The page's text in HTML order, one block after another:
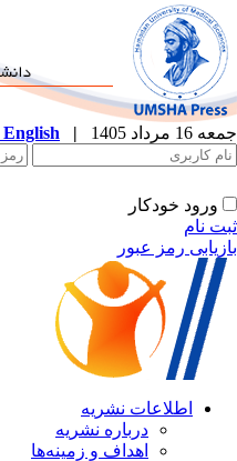
جمعه 16 مرداد 1405 |
English
ورود خودکار
ثبت نام
بازیابی رمز عبور
اطلاعات نشریه
درباره نشریه
اهداف و زمینه‌ها